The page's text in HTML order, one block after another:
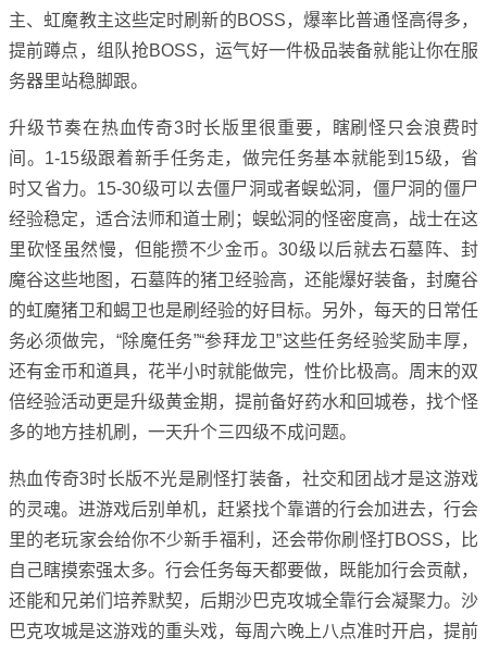
主、虹魔教主这些定时刷新的BOSS，爆率比普通怪高得多，
提前蹲点，组队抢BOSS，运气好一件极品装备就能让你在服
务器里站稳脚跟。
升级节奏在热血传奇3时长版里很重要，瞎刷怪只会浪费时
间。1-15级跟着新手任务走，做完任务基本就能到15级，省
时又省力。15-30级可以去僵尸洞或者蜈蚣洞，僵尸洞的僵尸
经验稳定，适合法师和道士刷；蜈蚣洞的怪密度高，战士在这
里砍怪虽然慢，但能攒不少金币。30级以后就去石墓阵、封
魔谷这些地图，石墓阵的猪卫经验高，还能爆好装备，封魔谷
的虹魔猪卫和蝎卫也是刷经验的好目标。另外，每天的日常任
务必须做完，“除魔任务”“参拜龙卫”这些任务经验奖励丰厚，
还有金币和道具，花半小时就能做完，性价比极高。周末的双
倍经验活动更是升级黄金期，提前备好药水和回城卷，找个怪
多的地方挂机刷，一天升个三四级不成问题。
热血传奇3时长版不光是刷怪打装备，社交和团战才是这游戏
的灵魂。进游戏后别单机，赶紧找个靠谱的行会加进去，行会
里的老玩家会给你不少新手福利，还会带你刷怪打BOSS，比
自己瞎摸索强太多。行会任务每天都要做，既能加行会贡献，
还能和兄弟们培养默契，后期沙巴克攻城全靠行会凝聚力。沙
巴克攻城是这游戏的重头戏，每周六晚上八点准时开启，提前